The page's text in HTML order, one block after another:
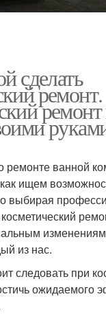
сделать
ремонт.
ремонте ванной
ищем
выбирая
из нас.
следовать при
ожидаемого